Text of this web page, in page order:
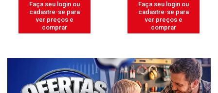
Faça seu login ou
cadastre-se para
ver preços e
comprar
Faça seu login ou
cadastre-se para
ver preços e
comprar